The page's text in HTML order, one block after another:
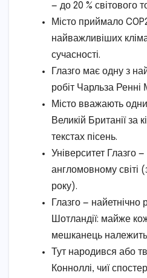
— до 20 % світового
Місто приймало
найважливіших
сучасності.
Глазго має одну з
робіт Чарльза Ренні
Місто вважають
Великій Британії за
текстах пісень.
Університет Глазго
англомовному світі
року).
Глазго — найетнічно
Шотландії: майже
мешканець
Тут народився або
Конноллі, чиї